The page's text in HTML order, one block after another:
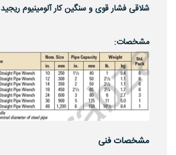
شلاقی فشار قوی و سنگین کار آلومینیوم ریجید
مشخصات:
مشخصات فنی